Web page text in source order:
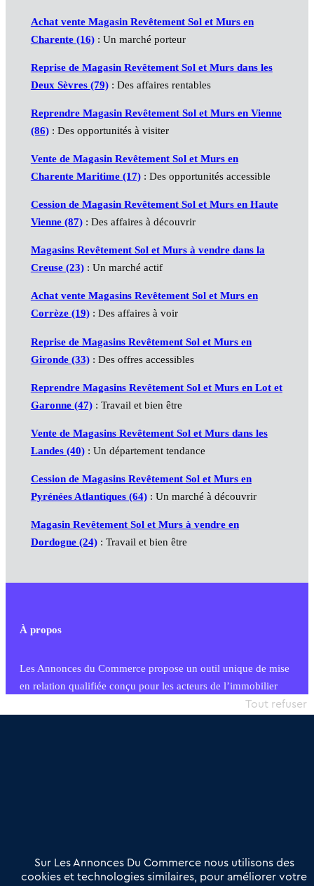
Achat vente Magasin Revêtement Sol et Murs en
Charente (16): Un marché porteur
Reprise de Magasin Revêtement Sol et Murs dans les
Deux Sèvres (79): Des affaires rentables
Reprendre Magasin Revêtement Sol et Murs en Vienne
(86): Des opportunités à visiter
Vente de Magasin Revêtement Sol et Murs en
Charente Maritime (17): Des opportunités accessible
Cession de Magasin Revêtement Sol et Murs en Haute
Vienne (87): Des affaires à découvrir
Magasins Revêtement Sol et Murs à vendre dans la
Creuse (23): Un marché actif
Achat vente Magasins Revêtement Sol et Murs en
Corrèze (19): Des affaires à voir
Reprise de Magasins Revêtement Sol et Murs en
Gironde (33): Des offres accessibles
Reprendre Magasins Revêtement Sol et Murs en Lot et
Garonne (47): Travail et bien être
Vente de Magasins Revêtement Sol et Murs dans les
Landes (40): Un département tendance
Cession de Magasins Revêtement Sol et Murs en
Pyrénées Atlantiques (64): Un marché à découvrir
Magasin Revêtement Sol et Murs à vendre en
Dordogne (24): Travail et bien être
À propos
Les Annonces du Commerce propose un outil unique de mise
en relation qualifiée conçu pour les acteurs de l’immobilier
commercial et les collectivités territoriales, simple et intégrant
Offres Pro
Actualités
Qui sommes nous ?
Sur Les Annonces Du Commerce nous utilisons des
cookies et technologies similaires, pour améliorer votre
Tout refuser